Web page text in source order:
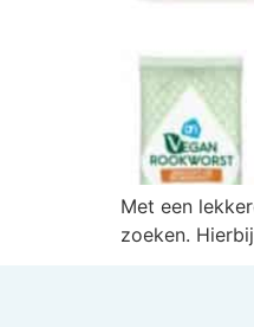
Met een
zoeken.